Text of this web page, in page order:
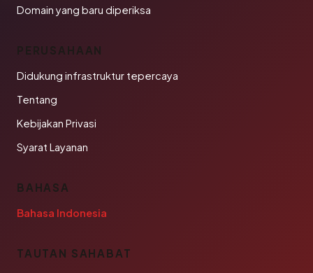
Domain yang baru diperiksa
PERUSAHAAN
Didukung infrastruktur tepercaya
Tentang
Kebijakan Privasi
Syarat Layanan
BAHASA
Bahasa Indonesia
TAUTAN SAHABAT